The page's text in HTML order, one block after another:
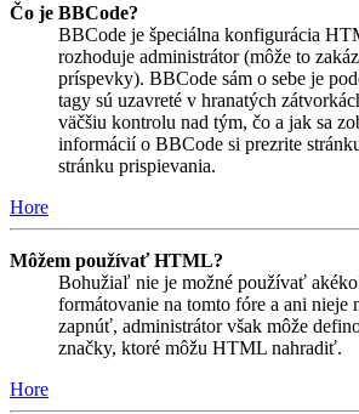
Čo je BBCode?
BBCode je špeciálna konfigurácia
rozhoduje administrátor (môže to
príspevky). BBCode sám o sebe je
tagy sú uzavreté v hranatých
väčšiu kontrolu nad tým, čo a jak sa
informácií o BBCode si prezrite
stránku prispievania.
Hore
Môžem používať HTML?
Bohužiaľ nie je možné používať
formátovanie na tomto fóre a ani nieje
zapnúť, administrátor však môže
značky, ktoré môžu HTML nahradiť.
Hore